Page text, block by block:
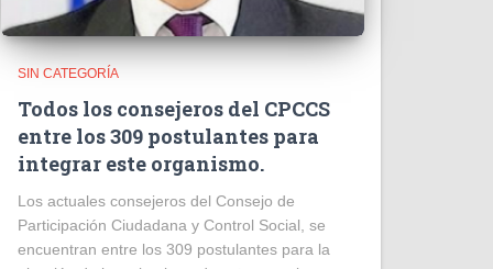
SIN CATEGORÍA
Todos los consejeros del CPCCS
entre los 309 postulantes para
integrar este organismo.
Los actuales consejeros del Consejo de
Participación Ciudadana y Control Social, se
encuentran entre los 309 postulantes para la